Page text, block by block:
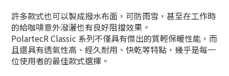
許多款式也可以製成撥水布面，可防雨雪，甚至在工作時
的給咖啡意外潑灑也有良好阻擋效果。
PolartecR Classic 系列不僅具有傑出的質輕保暖性能，而
且還具有透氣性高、經久耐用、快乾等特點，幾乎是每一
位使用者的最佳款式選擇。